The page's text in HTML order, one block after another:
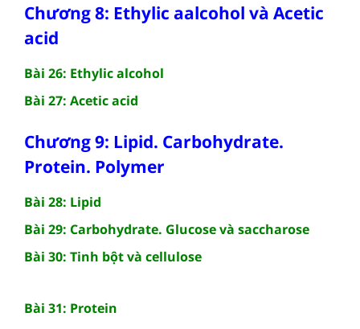
Chương 8: Ethylic aalcohol và Acetic
acid
Bài 26: Ethylic alcohol
Bài 27: Acetic acid
Chương 9: Lipid. Carbohydrate.
Protein. Polymer
Bài 28: Lipid
Bài 29: Carbohydrate. Glucose và saccharose
Bài 30: Tinh bột và cellulose
Bài 31: Protein